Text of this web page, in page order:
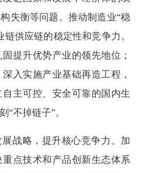
失衡等问题。推动制造业“稳
供应链的稳定性和竞争力。
提升优势产业的领先地位；
入实施产业基础再造工程，
主可控、安全可靠的国内生
“不掉链子”。
战略，提升核心竞争力。加
点技术和产品创新生态体系